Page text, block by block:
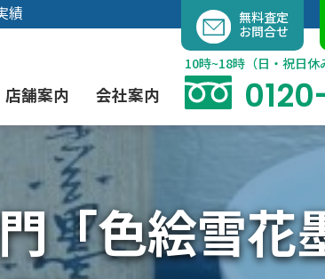
容
キ
ッ
績
あるご質問
instagram
アート買取
具買取
買取（無料）
間オークション出品代行
店舗案内
店
会社案内
の特徴
無料査定
お問合せ
10時~18時（日・祝日休
「色絵雪花